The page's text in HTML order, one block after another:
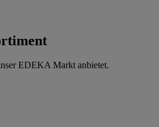
EDEKA Markt anbietet.